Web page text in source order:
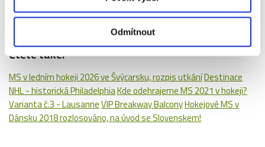
Odmítnout
2
Čtěte také:
MS v ledním hokeji 2026 ve Švýcarsku, rozpis utkáníDestinace
NHL - historická PhiladelphiaKde odehrajeme MS 2021 v hokeji?
Varianta č.3 - LausanneVIP Breakway BalconyHokejové MS v
Dánsku 2018 rozlosováno, na úvod se Slovenskem!